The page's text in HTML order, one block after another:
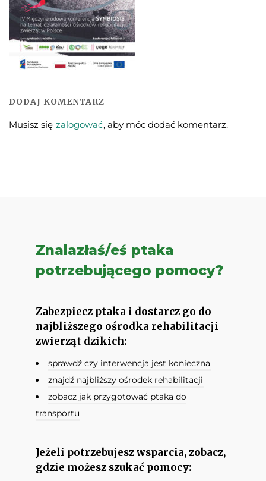
DODAJ KOMENTARZ
Musisz się zalogować, aby móc dodać komentarz.
Znalazłaś/eś ptaka
potrzebującego pomocy?
Zabezpiecz ptaka i dostarcz go do
najbliższego ośrodka rehabilitacji
zwierząt dzikich:
sprawdź czy interwencja jest konieczna
znajdź najbliższy ośrodek rehabilitacji
zobacz jak przygotować ptaka do
transportu
Jeżeli potrzebujesz wsparcia, zobacz,
gdzie możesz szukać pomocy: